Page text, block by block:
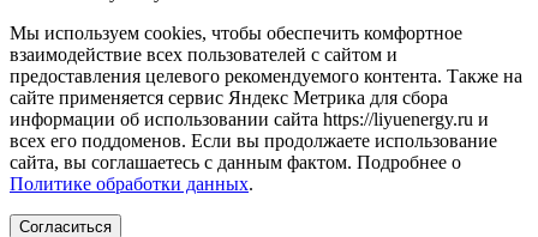
Мы используем cookies, чтобы обеспечить комфортное
взаимодействие всех пользователей с сайтом и
предоставления целевого рекомендуемого контента. Также на
сайте применяется сервис Яндекс Метрика для сбора
информации об использовании сайта https://liyuenergy.ru и
всех его поддоменов. Если вы продолжаете использование
сайта, вы соглашаетесь с данным фактом. Подробнее о
Политике обработки данных.